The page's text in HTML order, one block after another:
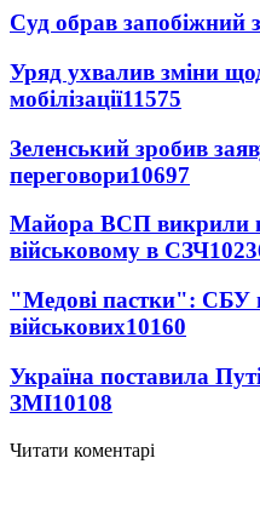
Суд обрав запобіжний
Уряд ухвалив зміни
мобілізації11575
Зеленський зробив
переговори10697
Майора ВСП викрили
військовому в СЗЧ
"Медові пастки": СБУ
військових10160
Україна поставила
ЗМІ10108
Читати коментарі